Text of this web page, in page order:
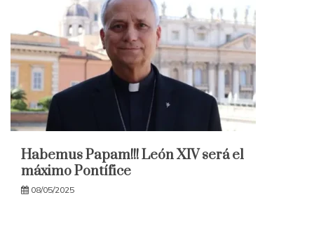
Habemus Papam!!! León XIV será el
máximo Pontífice
08/05/2025